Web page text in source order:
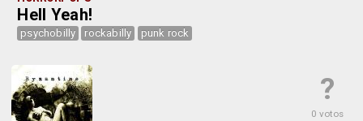
Hell Yeah!
psychobilly rockabilly punk rock
?
0 votos